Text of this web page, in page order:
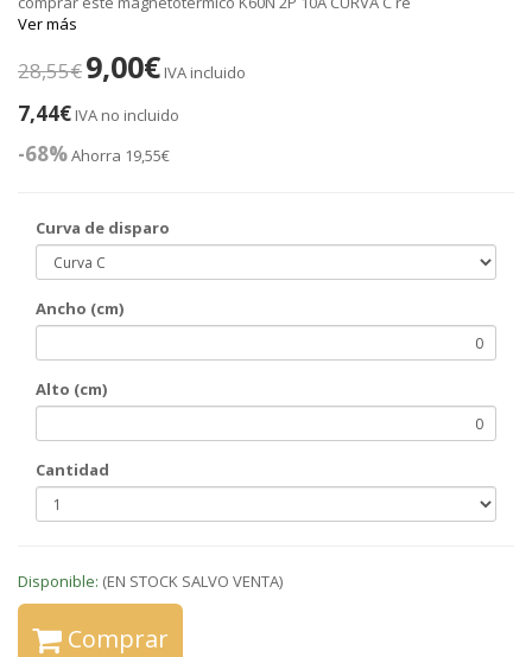
Ver más
28,55€9,00€ IVA incluido
7,44€ IVA no incluido
-68%Ahorra 19,55€
Curva de disparo
Ancho (cm)
Alto (cm)
Cantidad
Disponible: (EN STOCK SALVO VENTA)
Comprar